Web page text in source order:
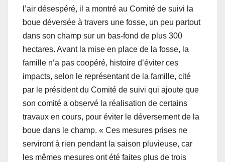
l’air désespéré, il a montré au Comité de suivi la
boue déversée à travers une fosse, un peu partout
dans son champ sur un bas-fond de plus 300
hectares. Avant la mise en place de la fosse, la
famille n’a pas coopéré, histoire d’éviter ces
impacts, selon le représentant de la famille, cité
par le président du Comité de suivi qui ajoute que
son comité a observé la réalisation de certains
travaux en cours, pour éviter le déversement de la
boue dans le champ. « Ces mesures prises ne
serviront à rien pendant la saison pluvieuse, car
les mêmes mesures ont été faites plus de trois